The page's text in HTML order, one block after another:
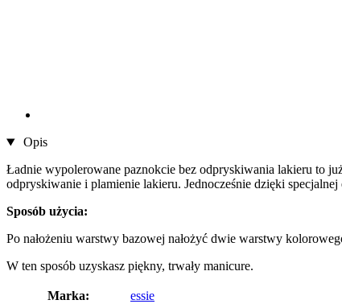
Opis
Ładnie wypolerowane paznokcie bez odpryskiwania lakieru to
odpryskiwanie i plamienie lakieru. Jednocześnie dzięki
Sposób użycia:
Po nałożeniu warstwy bazowej nałożyć dwie warstwy
W ten sposób uzyskasz piękny, trwały manicure.
Marka:
essie